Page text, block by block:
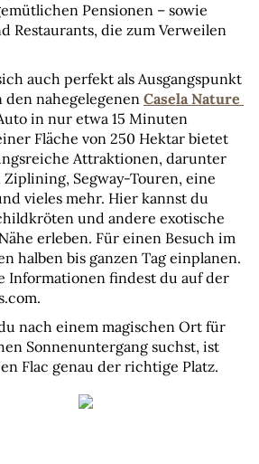
Pensionen – sowie
Restaurants, die zum Verweilen
auch perfekt als Ausgangspunkt
nahegelegenen Casela Nature
in nur etwa 15 Minuten
Fläche von 250 Hektar bietet
Attraktionen, darunter
Segway-Touren, eine
vieles mehr. Hier kannst du
und andere exotische
erleben. Für einen Besuch im
halben bis ganzen Tag einplanen.
Informationen findest du auf der
nach einem magischen Ort für
Sonnenuntergang suchst, ist
Flac genau der richtige Platz.